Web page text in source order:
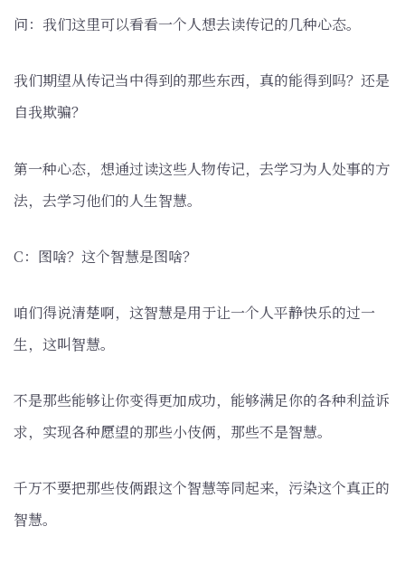
问：我们这里可以看看一个人想去读传记的几种心态。
我们期望从传记当中得到的那些东西，真的能得到吗？还是
自我欺骗？
第一种心态，想通过读这些人物传记，去学习为人处事的方
法，去学习他们的人生智慧。
C：图啥？这个智慧是图啥？
咱们得说清楚啊，这智慧是用于让一个人平静快乐的过一
生，这叫智慧。
不是那些能够让你变得更加成功，能够满足你的各种利益诉
求，实现各种愿望的那些小伎俩，那些不是智慧。
千万不要把那些伎俩跟这个智慧等同起来，污染这个真正的
智慧。